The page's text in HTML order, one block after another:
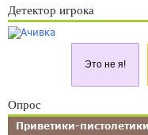
Детектор игрока
Это не я!
Опрос
Приветики-